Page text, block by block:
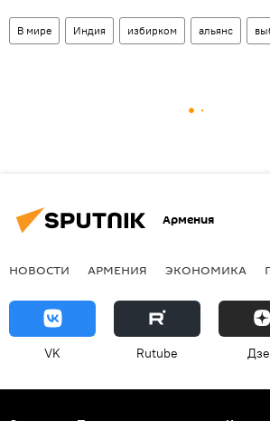
В мире Индия избирком альянс
Армения
НОВОСТИ АРМЕНИЯ ЭКОНОМИКА
VK Rutube